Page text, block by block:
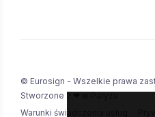
© Eurosign - Wszelkie prawa
Stworzone z ❤ w Paryżu
Warunki świadczenia usług